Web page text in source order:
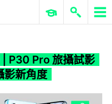
ERP 與商業 AI
P30 Pro 旅攝試影
新角度